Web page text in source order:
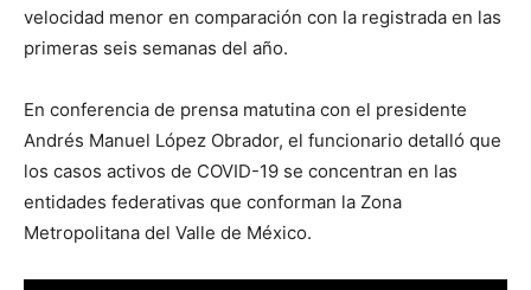
velocidad menor en comparación con la registrada en las
primeras seis semanas del año.
En conferencia de prensa matutina con el presidente
Andrés Manuel López Obrador, el funcionario detalló que
los casos activos de COVID-19 se concentran en las
entidades federativas que conforman la Zona
Metropolitana del Valle de México.